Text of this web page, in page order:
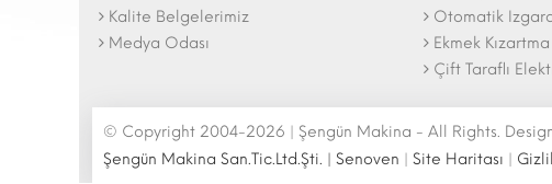
Kalite Belgelerimiz
Medya Odası
Otomatik
Ekmek
Çift Taraflı
© Copyright 2004-2026 | Şengün Makina - All Rights.
Şengün Makina San.Tic.Ltd.Şti. | Senoven | Site Haritası |